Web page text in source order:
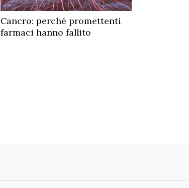
Cancro: perché promettenti
farmaci hanno fallito